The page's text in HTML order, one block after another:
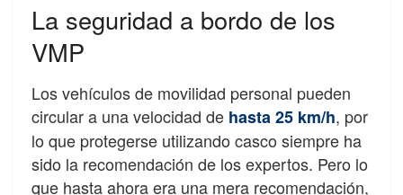
La seguridad a bordo de los
VMP
Los vehículos de movilidad personal pueden
circular a una velocidad de hasta 25 km/h, por
lo que protegerse utilizando casco siempre ha
sido la recomendación de los expertos. Pero lo
que hasta ahora era una mera recomendación,